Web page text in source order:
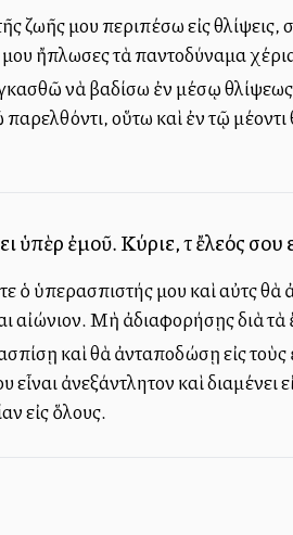
ζωῆς μου περιπέσω εἰς
ἤπλωσες τὰ παντοδύναμα
νὰ βαδίσω ἐν μέσῳ θλίψεως,
οὕτω καὶ ἐν τῷ
ὑπὲρ ἐμοῦ. Κύριε, τὸ ἔλεός
ὁ ὑπερασπιστής μου καὶ αὐτὸς
αἰώνιον. Μὴ ἀδιαφορήσῃς διὰ
καὶ θὰ ἀνταποδώσῃ εἰς
εἶναι ἀνεξάντλητον καὶ
εἰς ὅλους.